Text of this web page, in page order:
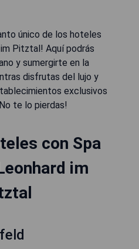
único de los hoteles
Pitztal! Aquí podrás
y sumergirte en la
disfrutas del lujo y
exclusivos
te lo pierdas!
con Spa
im